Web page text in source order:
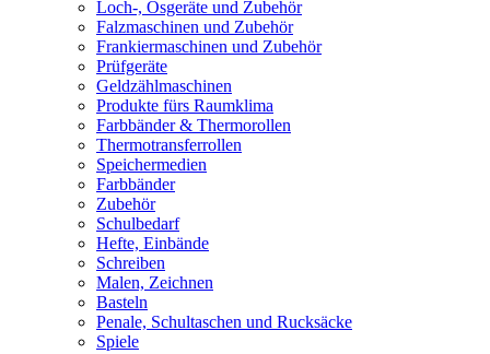
Loch-, Ösgeräte und Zubehör
Falzmaschinen und Zubehör
Frankiermaschinen und Zubehör
Prüfgeräte
Geldzählmaschinen
Produkte fürs Raumklima
Farbbänder & Thermorollen
Thermotransferrollen
Speichermedien
Farbbänder
Zubehör
Schulbedarf
Hefte, Einbände
Schreiben
Malen, Zeichnen
Basteln
Penale, Schultaschen und Rucksäcke
Spiele